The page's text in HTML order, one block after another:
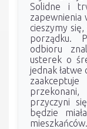
Solidne i
zapewnienia
cieszymy
porządku.
odbioru
usterek o
jednak łatwe
przyczyni
będzie
mieszkańców.